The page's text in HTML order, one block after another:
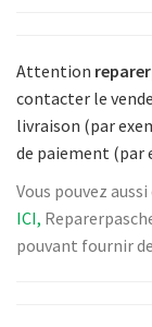
Attention
contacter le
livraison (par
de paiement (par
Vous pouvez
ICI,
pouvant fournir